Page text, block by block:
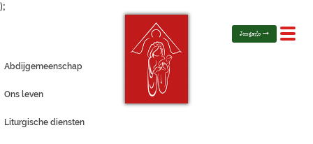
);
Toggle
Jongerlo
Abdijgemeenschap
Ons leven
Liturgische diensten